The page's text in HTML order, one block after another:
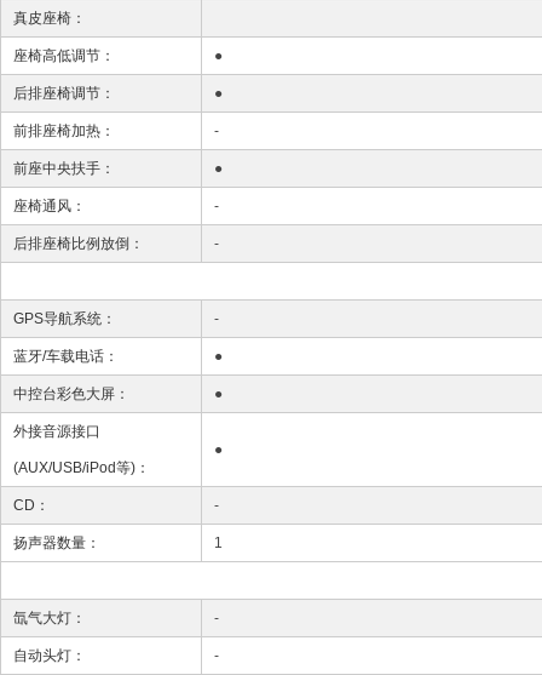
真皮座椅：
座椅高低调节： ●
后排座椅调节： ●
前排座椅加热： -
前座中央扶手： ●
座椅通风： -
后排座椅比例放倒： -
GPS导航系统： -
蓝牙/车载电话： ●
中控台彩色大屏： ●
外接音源接口
(AUX/USB/iPod等)：
●
CD： -
扬声器数量： 1
氙气大灯： -
自动头灯： -